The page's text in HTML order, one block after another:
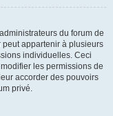
du forum de
appartenir à plusieurs
individuelles. Ceci
les permissions de
accorder des pouvoirs
privé.